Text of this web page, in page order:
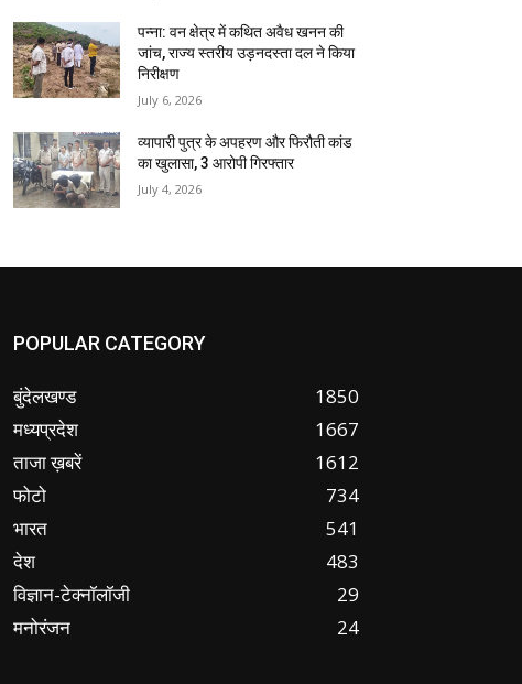
पन्ना: वन क्षेत्र में कथित अवैध खनन की
जांच, राज्य स्तरीय उड़नदस्ता दल ने किया
निरीक्षण
July 6, 2026
व्यापारी पुत्र के अपहरण और फिरौती कांड
का खुलासा, 3 आरोपी गिरफ्तार
July 4, 2026
POPULAR CATEGORY
बुंदेलखण्ड
1850
मध्यप्रदेश
1667
ताजा ख़बरें
1612
फोटो
734
भारत
541
देश
483
विज्ञान-टेक्नॉलॉजी
29
मनोरंजन
24